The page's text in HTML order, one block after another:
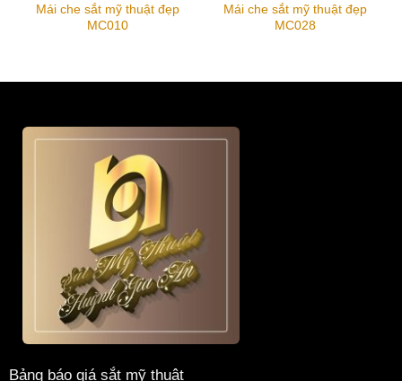
Mái che sắt mỹ thuật đẹp
MC010
Mái che sắt mỹ thuật đẹp
MC028
Bảng báo giá sắt mỹ thuật